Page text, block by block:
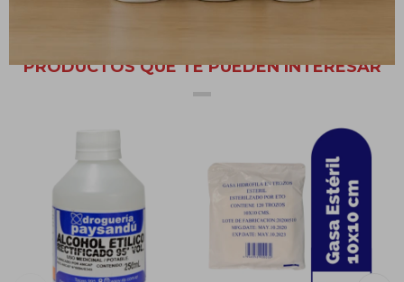
PRODUCTOS QUE TE PUEDEN INTERESAR